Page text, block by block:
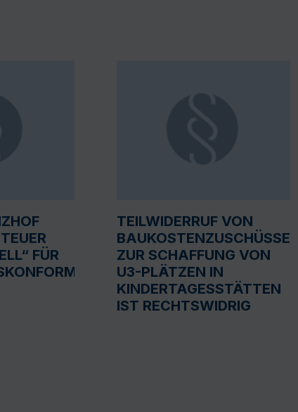
FÜR
TEILWIDERRUF VON
BAUKOSTENZUSCHÜSSEN
ZUR SCHAFFUNG VON
U3-PLÄTZEN IN
KINDERTAGESSTÄTTEN
IST RECHTSWIDRIG